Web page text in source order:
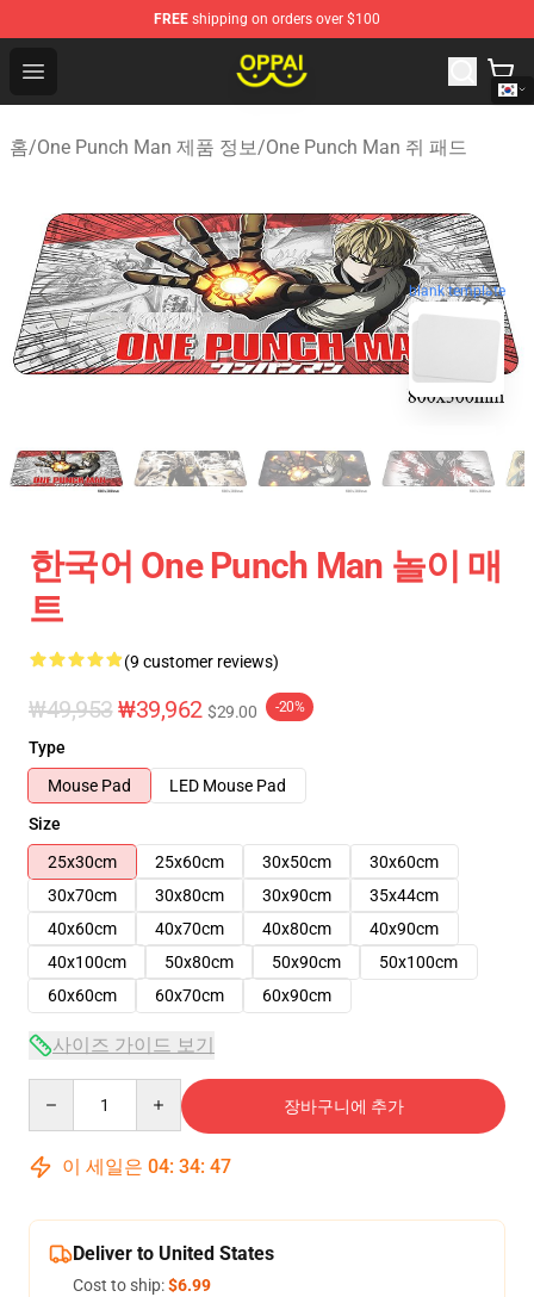
FREE shipping on orders over $100
Open menu
Oppai Store - Official Oppai Merchandise Shop
홈/One Punch Man 제품 정보/One Punch Man 쥐 패드
blank template
한국어 One Punch Man 놀이 매
트
(9 customer reviews)
₩49,953 ₩39,962 $29.00 -20%
Type
Mouse Pad
LED Mouse Pad
Size
25x30cm
25x60cm 30x50cm
30x60cm
30x70cm
30x80cm 30x90cm
35x44cm
40x60cm
40x70cm 40x80cm
40x90cm
40x100cm
50x80cm 50x90cm
50x100cm
60x60cm
60x70cm 60x90cm
사이즈 가이드 보기
장바구니에 추가
이 세일은 04: 34: 46
Deliver to United States
Cost to ship:$6.99